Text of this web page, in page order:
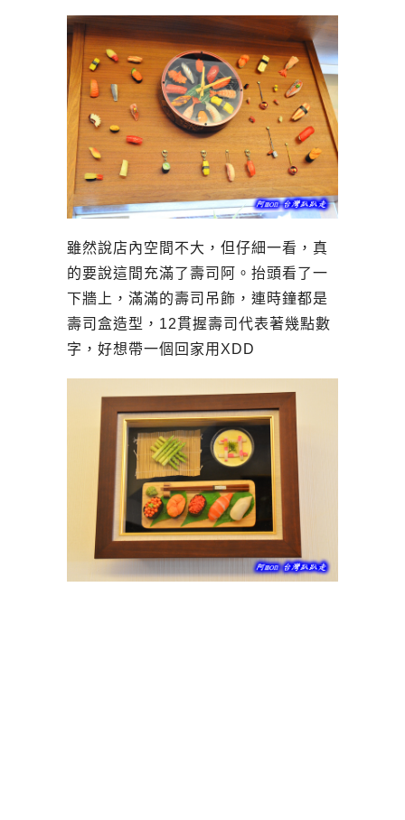
雖然說店內空間不大，但仔細一看，真
的要說這間充滿了壽司阿。抬頭看了一
下牆上，滿滿的壽司吊飾，連時鐘都是
壽司盒造型，12貫握壽司代表著幾點數
字，好想帶一個回家用XDD